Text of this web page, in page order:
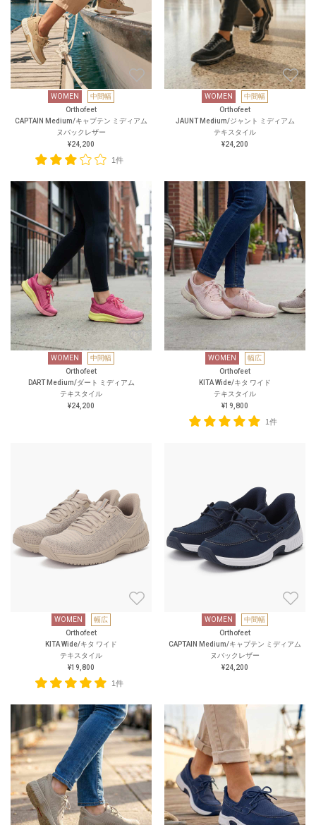
WOMEN
中間幅
Orthofeet
CAPTAIN Medium/キャプテン ミディアム
ヌバックレザー
¥24,200
1件
WOMEN
中間幅
Orthofeet
JAUNT Medium/ジャント ミディアム
テキスタイル
¥24,200
WOMEN
中間幅
Orthofeet
DART Medium/ダート ミディアム
テキスタイル
¥24,200
WOMEN
幅広
Orthofeet
KITA Wide/キタ ワイド
テキスタイル
¥19,800
1件
WOMEN
幅広
Orthofeet
KITA Wide/キタ ワイド
テキスタイル
¥19,800
1件
WOMEN
中間幅
Orthofeet
CAPTAIN Medium/キャプテン ミディアム
ヌバックレザー
¥24,200